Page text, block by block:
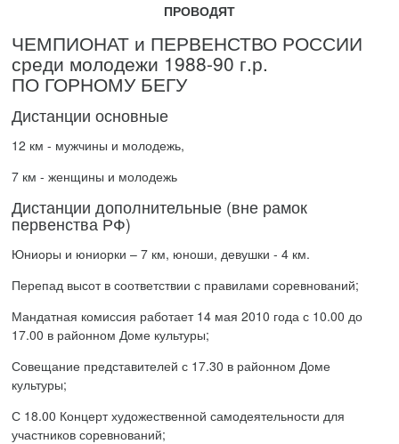
ПРОВОДЯТ
ЧЕМПИОНАТ и ПЕРВЕНСТВО РОССИИ
среди молодежи 1988-90 г.р.
ПО ГОРНОМУ БЕГУ
Дистанции основные
12 км - мужчины и молодежь,
7 км - женщины и молодежь
Дистанции дополнительные (вне рамок
первенства РФ)
Юниоры и юниорки – 7 км, юноши, девушки - 4 км.
Перепад высот в соответствии с правилами соревнований;
Мандатная комиссия работает 14 мая 2010 года с 10.00 до
17.00 в районном Доме культуры;
Совещание представителей с 17.30 в районном Доме
культуры;
С 18.00 Концерт художественной самодеятельности для
участников соревнований;